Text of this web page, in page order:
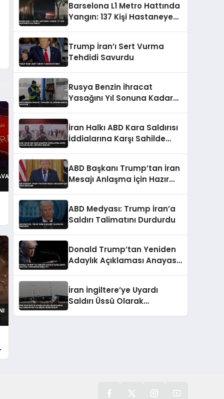
Barselona L1 Metro Hattında
Yangın: 137 Kişi Hastaneye
Trump İran’ı Sert Vurma
Tehdidi Savurdu
Rusya Benzin İhracat
Yasağını Yıl Sonuna Kadar
İran Halkı ABD Kara Saldırısı
İddialarına Karşı Sahilde
ABD Başkanı Trump’tan İran
Mesajı Anlaşma İçin Hazır
ABD Medyası: Trump İran’a
Saldırı Talimatını Durdurdu
Donald Trump’tan Yeniden
Adaylık Açıklaması Anayasa
İran İngiltere’ye Uyardı
Saldırı Üssü Olarak